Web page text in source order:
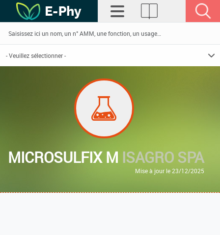
MICROSULFIX M ISAGRO SPA
Mise à jour le 23/12/2025